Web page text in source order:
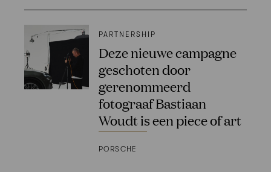
PARTNERSHIP
Deze nieuwe campagne
geschoten door
gerenommeerd
fotograaf Bastiaan
Woudt is een piece of art
PORSCHE